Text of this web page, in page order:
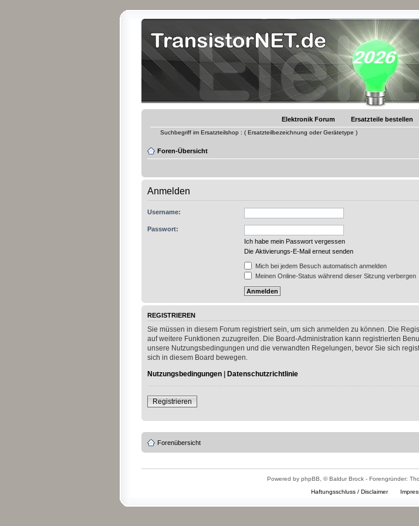
Elektronik Forum Ersatzteile bestellen
Suchbegriff im Ersatzteilshop : ( Ersatzteilbezeichnung oder Gerätetype )
Foren-Übersicht
Anmelden
Username:
Passwort:
Ich habe mein Passwort vergessen
Die Aktivierungs-E-Mail erneut senden
Mich bei jedem Besuch automatisch anmelden
Meinen Online-Status während dieser Sitzung verbergen
REGISTRIEREN
Sie müssen in diesem Forum registriert sein, um sich anmelden zu können. Die
auf weitere Funktionen zuzugreifen. Die Board-Administration kann registrierten
unsere Nutzungsbedingungen und die verwandten Regelungen, bevor Sie sich
sich in diesem Board bewegen.
Nutzungsbedingungen | Datenschutzrichtlinie
Registrieren
Forenübersicht
Powered by phpBB, © Baldur Brock - Forengründer:
Haftungsschluss / Disclaimer